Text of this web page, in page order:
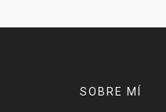
SOBRE MÍ